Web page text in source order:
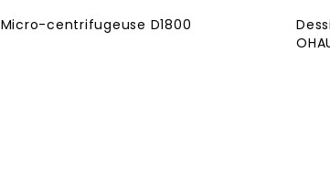
Micro-centrifugeuse D1800